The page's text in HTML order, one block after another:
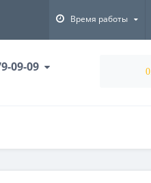
Время работы
09-09